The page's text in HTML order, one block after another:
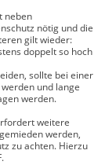
neben
nötig und die
gilt wieder:
doppelt so hoch
sollte bei einer
und lange
werden.
weitere
werden,
zu achten. Hierzu